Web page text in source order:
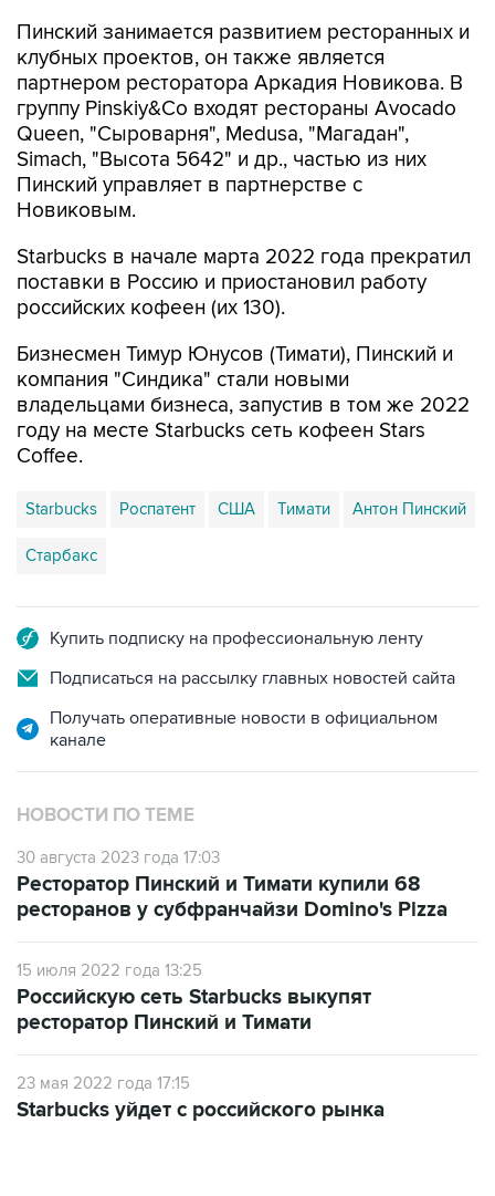
Пинский занимается развитием ресторанных и
клубных проектов, он также является
партнером ресторатора Аркадия Новикова. В
группу Pinskiy&Co входят рестораны Avocado
Queen, "Сыроварня", Medusa, "Магадан",
Simach, "Высота 5642" и др., частью из них
Пинский управляет в партнерстве с
Новиковым.
Starbucks в начале марта 2022 года прекратил
поставки в Россию и приостановил работу
российских кофеен (их 130).
Бизнесмен Тимур Юнусов (Тимати), Пинский и
компания "Синдика" стали новыми
владельцами бизнеса, запустив в том же 2022
году на месте Starbucks сеть кофеен Stars
Сoffee.
Starbucks Роспатент США Тимати Антон Пинский
Старбакс
Купить подписку на профессиональную ленту
Подписаться на рассылку главных новостей сайта
Получать оперативные новости в официальном
канале
НОВОСТИ ПО ТЕМЕ
30 августа 2023 года 17:03
Ресторатор Пинский и Тимати купили 68
ресторанов у субфранчайзи Domino's Pizza
15 июля 2022 года 13:25
Российскую сеть Starbucks выкупят
ресторатор Пинский и Тимати
23 мая 2022 года 17:15
Starbucks уйдет с российского рынка